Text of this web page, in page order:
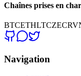
Chaînes prises en
BTCETHLTCZEC
Navigation